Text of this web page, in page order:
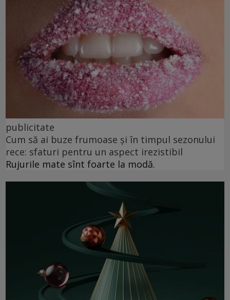
publicitate
Cum să ai buze frumoase şi în timpul sezonului
rece: sfaturi pentru un aspect irezistibil
Rujurile mate sînt foarte la modă.